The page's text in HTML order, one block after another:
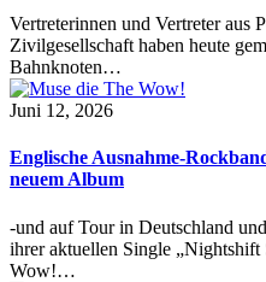
Vertreterinnen und Vertreter aus
Zivilgesellschaft haben heute
Bahnknoten…
Juni 12, 2026
Englische Ausnahme-
neuem Album
-und auf Tour in Deutschland
ihrer aktuellen Single „Nightshift
Wow!…